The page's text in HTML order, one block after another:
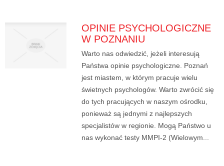
OPINIE PSYCHOLOGICZNE
W POZNANIU
Warto nas odwiedzić, jeżeli interesują
Państwa opinie psychologiczne. Poznań
jest miastem, w którym pracuje wielu
świetnych psychologów. Warto zwrócić się
do tych pracujących w naszym ośrodku,
ponieważ są jednymi z najlepszych
specjalistów w regionie. Mogą Państwo u
nas wykonać testy MMPI-2 (Wielowym...